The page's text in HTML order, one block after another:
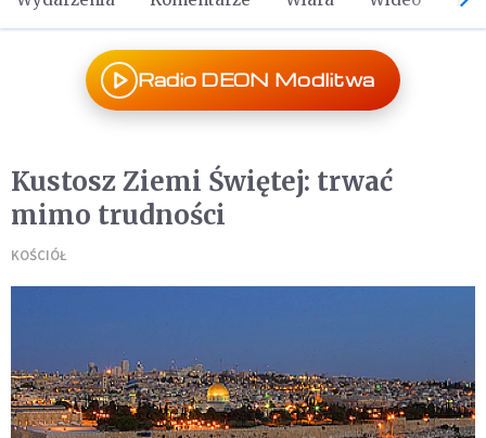
Radio DEON Modlitwa
Kustosz Ziemi Świętej: trwać
mimo trudności
KOŚCIÓŁ